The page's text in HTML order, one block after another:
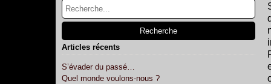
Articles récents
S’évader du passé…
Quel monde voulons-nous ?